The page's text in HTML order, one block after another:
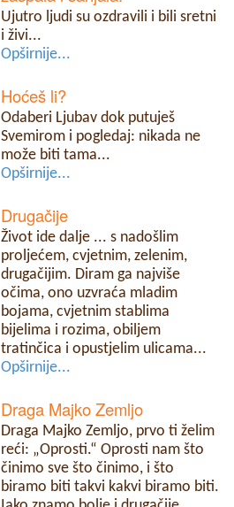
Ujutro ljudi su ozdravili i bili sretni
i živi...
Opširnije...
Hoćeš li?
Odaberi Ljubav dok putuješ
Svemirom i pogledaj: nikada ne
može biti tama...
Opširnije...
Drugačije
Život ide dalje ... s nadošlim
proljećem, cvjetnim, zelenim,
drugačijim. Diram ga najviše
očima, ono uzvraća mladim
bojama, cvjetnim stablima
bijelima i rozima, obiljem
tratinčica i opustjelim ulicama...
Opširnije...
Draga Majko Zemljo
Draga Majko Zemljo, prvo ti želim
reći: „Oprosti.“ Oprosti nam što
činimo sve što činimo, i što
biramo biti takvi kakvi biramo biti.